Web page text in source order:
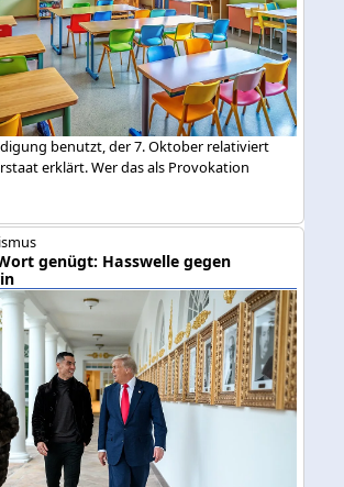
benutzt, der 7. Oktober relativiert
erklärt. Wer das als Provokation
genügt: Hasswelle gegen